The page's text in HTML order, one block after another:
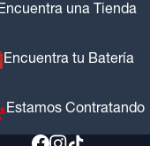
una Tienda
Encuentra tu Batería
Estamos Contratando